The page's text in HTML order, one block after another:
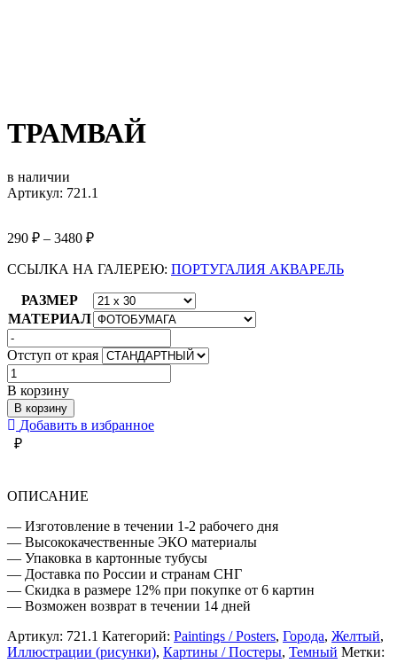
ТРАМВАЙ
в наличии
Артикул: 721.1
290 ₽ – 3480 ₽
ССЫЛКА НА ГАЛЕРЕЮ: ПОРТУГАЛИЯ АКВАРЕЛЬ
РАЗМЕР
МАТЕРИАЛ
Отступ от края
Количество
товара
ТРАМВАЙ
В корзину
В корзину
Добавить в избранное
₽
ОПИСАНИЕ
— Изготовление в течении 1-2 рабочего дня
— Высококачественные ЭКО материалы
— Упаковка в картонные тубусы
— Доставка по России и странам СНГ
— Скидка в размере 12% при покупке от 6 картин
— Возможен возврат в течении 14 дней
Артикул: 721.1 Категорий: Paintings / Posters, Города, Желтый,
Иллюстрации (рисунки), Картины / Постеры, Темный Метки: